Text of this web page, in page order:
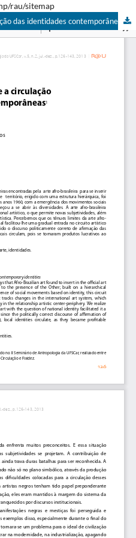
rau/sitemap
das identidades contemporâneas